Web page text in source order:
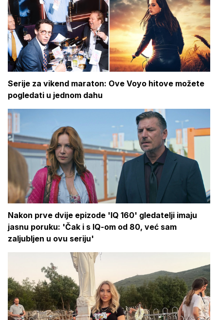
Serije za vikend maraton: Ove Voyo hitove možete
pogledati u jednom dahu
Nakon prve dvije epizode 'IQ 160' gledatelji imaju
jasnu poruku: 'Čak i s IQ-om od 80, već sam
zaljubljen u ovu seriju'